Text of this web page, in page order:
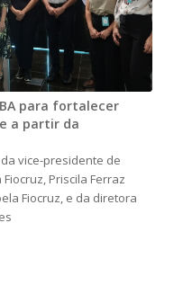
para fortalecer
a partir da
vice-presidente de
Priscila Ferraz
Fiocruz, e da diretora